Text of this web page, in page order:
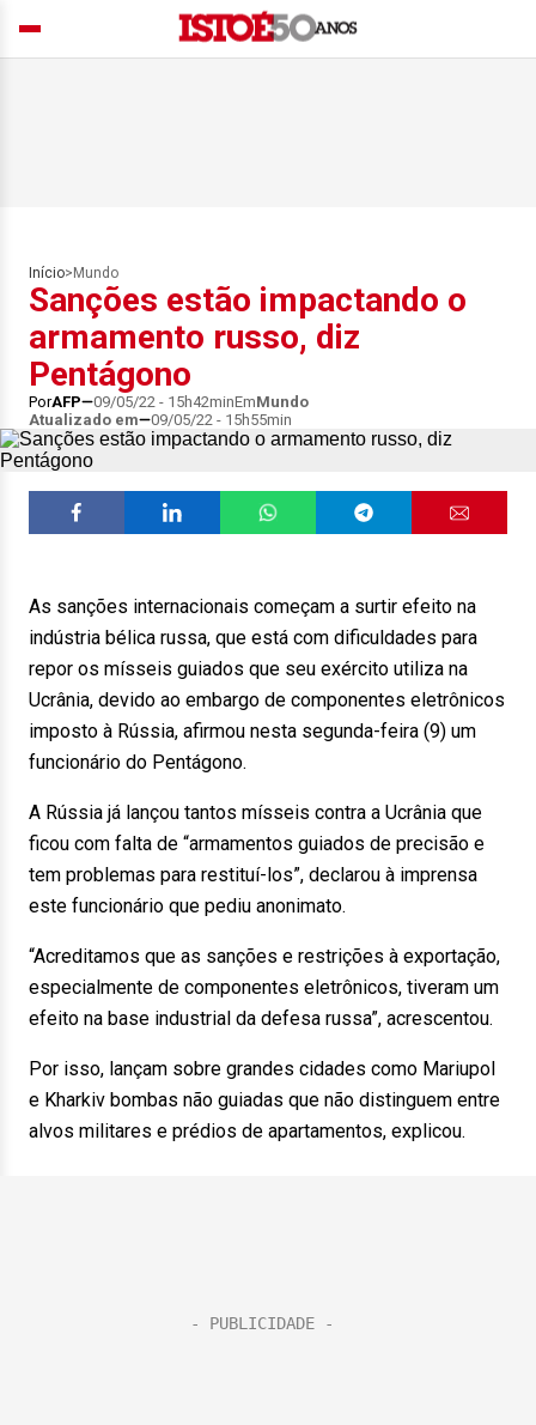
Início> Mundo
Sanções estão impactando o
armamento russo, diz
Pentágono
PorAFP 09/05/22 - 15h42minEmMundo
Atualizado em
09/05/22 - 15h55min
As sanções internacionais começam a surtir efeito na
indústria bélica russa, que está com dificuldades para
repor os mísseis guiados que seu exército utiliza na
Ucrânia, devido ao embargo de componentes eletrônicos
imposto à Rússia, afirmou nesta segunda-feira (9) um
funcionário do Pentágono.
A Rússia já lançou tantos mísseis contra a Ucrânia que
ficou com falta de “armamentos guiados de precisão e
tem problemas para restituí-los”, declarou à imprensa
este funcionário que pediu anonimato.
“Acreditamos que as sanções e restrições à exportação,
especialmente de componentes eletrônicos, tiveram um
efeito na base industrial da defesa russa”, acrescentou.
Por isso, lançam sobre grandes cidades como Mariupol
e Kharkiv bombas não guiadas que não distinguem entre
alvos militares e prédios de apartamentos, explicou.